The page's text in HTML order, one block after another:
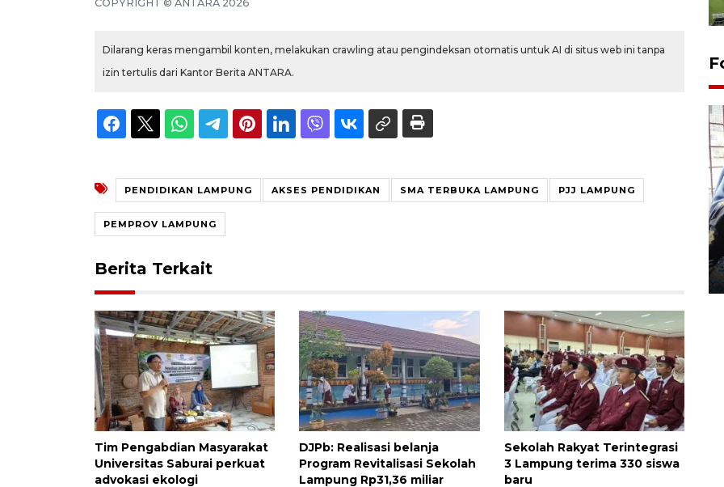
COPYRIGHT © ANTARA 2026
Dilarang keras mengambil konten, melakukan crawling atau pengindeksan otomatis untuk AI di situs web ini tanpa
izin tertulis dari Kantor Berita ANTARA.
PENDIDIKAN LAMPUNG AKSES PENDIDIKAN SMA TERBUKA LAMPUNG PJJ LAMPUNG
PEMPROV LAMPUNG
Berita Terkait
Tim Pengabdian Masyarakat
Universitas Saburai perkuat
advokasi ekologi
DJPb: Realisasi belanja
Program Revitalisasi Sekolah
Lampung Rp31,36 miliar
Sekolah Rakyat Terintegrasi
3 Lampung terima 330 siswa
baru